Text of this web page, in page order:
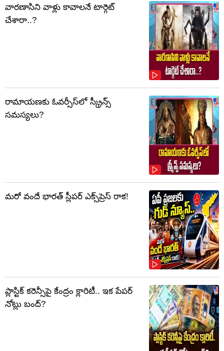
వారణాసిని వాళ్లు కావాలనే టార్గెట్
చేశారా..?
రామాయణకు ఓవర్సీస్‌లో స్క్రీన్స్
సమస్యలు?
మరో వందే భారత్ స్లీపర్ ఎక్స్‌ప్రెస్ రాక!
ప్లాస్టిక్‌ కరెన్సీపై కేంద్రం క్లారిటీ.. ఇక పేపర్‌
నోట్లు బంద్‌?